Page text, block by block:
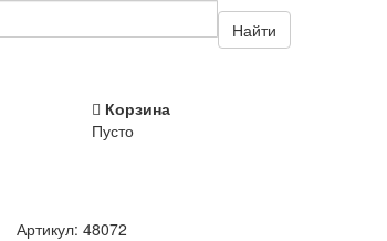
Найти
Корзина
Пусто
Артикул: 48072